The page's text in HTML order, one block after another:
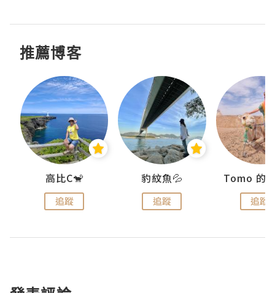
推薦博客
高比C🐒
追蹤
豹紋魚💦
追蹤 追蹤